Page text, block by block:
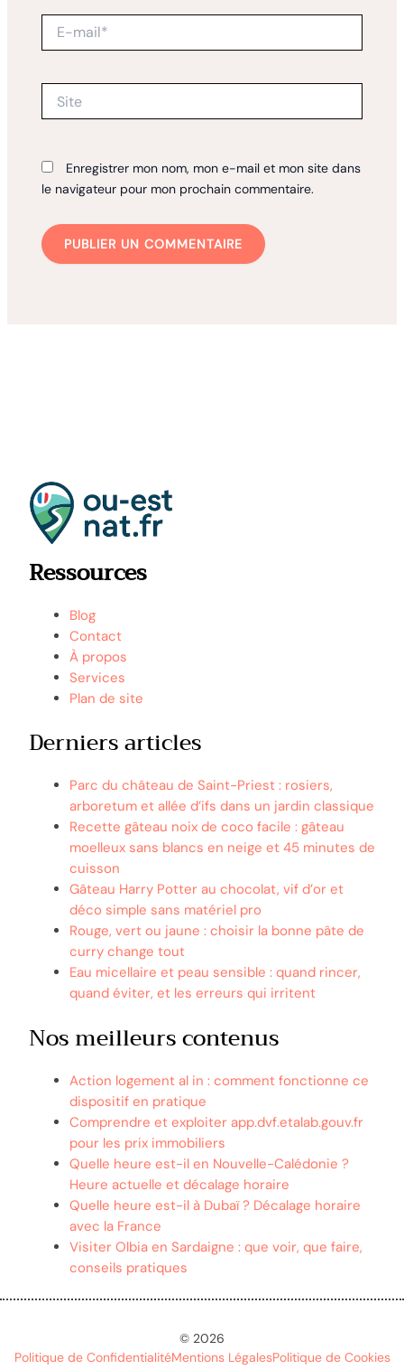
mail*
Enregistrer mon nom, mon e-mail et mon site dans
le navigateur pour mon prochain commentaire.
Ressources
Blog
Contact
À propos
Services
Plan de site
Derniers articles
Parc du château de Saint-Priest : rosiers,
arboretum et allée d’ifs dans un jardin classique
Recette gâteau noix de coco facile : gâteau
moelleux sans blancs en neige et 45 minutes de
cuisson
Gâteau Harry Potter au chocolat, vif d’or et
déco simple sans matériel pro
Rouge, vert ou jaune : choisir la bonne pâte de
curry change tout
Eau micellaire et peau sensible : quand rincer,
quand éviter, et les erreurs qui irritent
Nos meilleurs contenus
Action logement al in : comment fonctionne ce
dispositif en pratique
Comprendre et exploiter app.dvf.etalab.gouv.fr
pour les prix immobiliers
Quelle heure est-il en Nouvelle-Calédonie ?
Heure actuelle et décalage horaire
Quelle heure est-il à Dubaï ? Décalage horaire
avec la France
Visiter Olbia en Sardaigne : que voir, que faire,
conseils pratiques
© 2026
Politique de ConfidentialitéMentions LégalesPolitique de Cookies